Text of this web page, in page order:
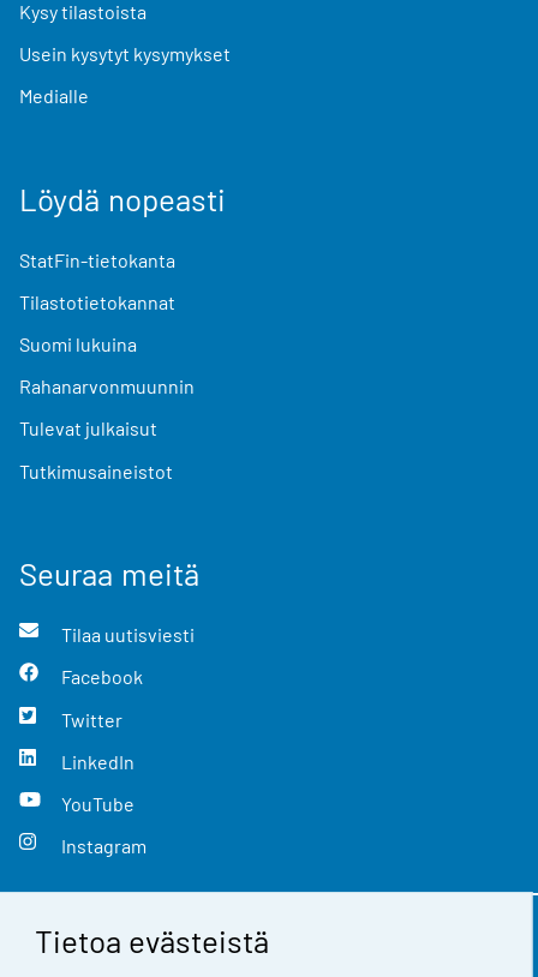
Tietoa evästeistä
Kysy tilastoista
Usein kysytyt kysymykset
Medialle
Löydä nopeasti
StatFin-tietokanta
Tilastotietokannat
Suomi lukuina
Rahanarvonmuunnin
Tulevat julkaisut
Tutkimusaineistot
Seuraa meitä
Tilaa uutisviesti
Facebook
Twitter
LinkedIn
YouTube
Instagram
Yhteystiedot